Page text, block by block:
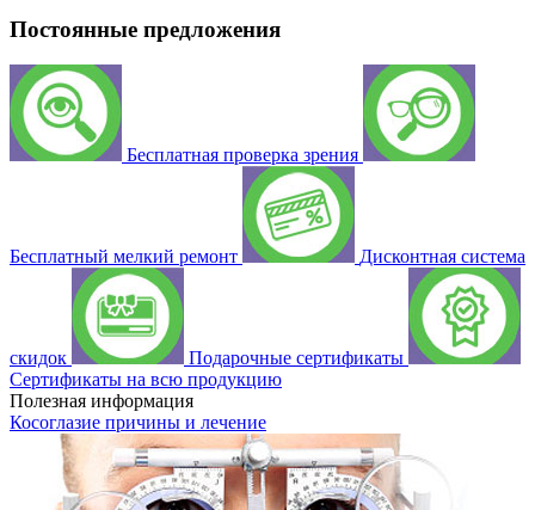
Постоянные предложения
Бесплатная проверка зрения
Бесплатный мелкий ремонт Дисконтная система
скидок
Подарочные сертификаты
Сертификаты на всю продукцию
Полезная информация
Косоглазие причины и лечение